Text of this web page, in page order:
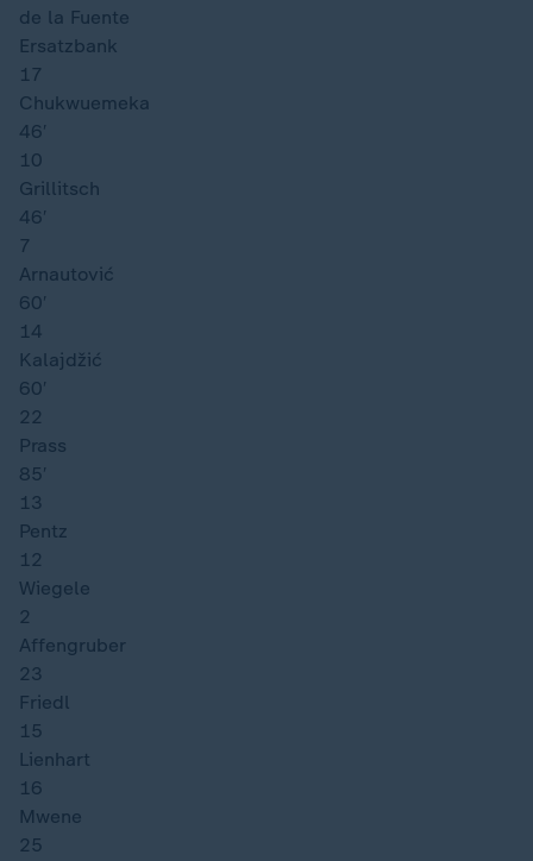
de la Fuente
Ersatzbank
17
Chukwuemeka
46′
10
Grillitsch
46′
7
Arnautović
60′
14
Kalajdžić
60′
22
Prass
85′
13
Pentz
12
Wiegele
2
Affengruber
23
Friedl
15
Lienhart
16
Mwene
25